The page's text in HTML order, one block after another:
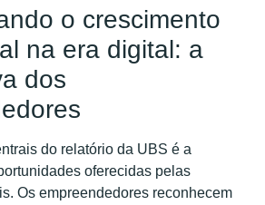
o crescimento
na era digital: a
dos
do relatório da UBS é a
oferecidas pelas
Os empreendedores reconhecem